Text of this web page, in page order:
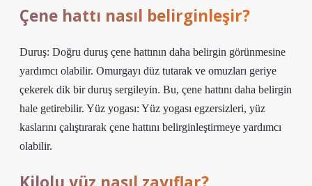
Çene hattı nasıl belirginleşir?
Duruş: Doğru duruş çene hattının daha belirgin görünmesine
yardımcı olabilir. Omurgayı düz tutarak ve omuzları geriye
çekerek dik bir duruş sergileyin. Bu, çene hattını daha belirgin
hale getirebilir. Yüz yogası: Yüz yogası egzersizleri, yüz
kaslarını çalıştırarak çene hattını belirginleştirmeye yardımcı
olabilir.